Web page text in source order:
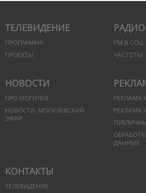
ТЕЛЕВИДЕНИЕ
ПРОГРАММА
ПРОЕКТЫ
РАДИО
РМ В СОЦ.
ЧАСТОТЫ
НОВОСТИ
ПРО МОГИЛЕВ
НОВОСТИ. МОГИЛЕВСКИЙ
ЭФИР
РЕКЛАМА
РЕКЛАМА
ДАННЫХ
КОНТАКТЫ
ТЕЛЕВИДЕНИЕ